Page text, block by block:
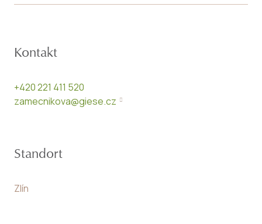
Kontakt
+420 221 411 520
zamecnikova@giese.cz
Standort
Zlín